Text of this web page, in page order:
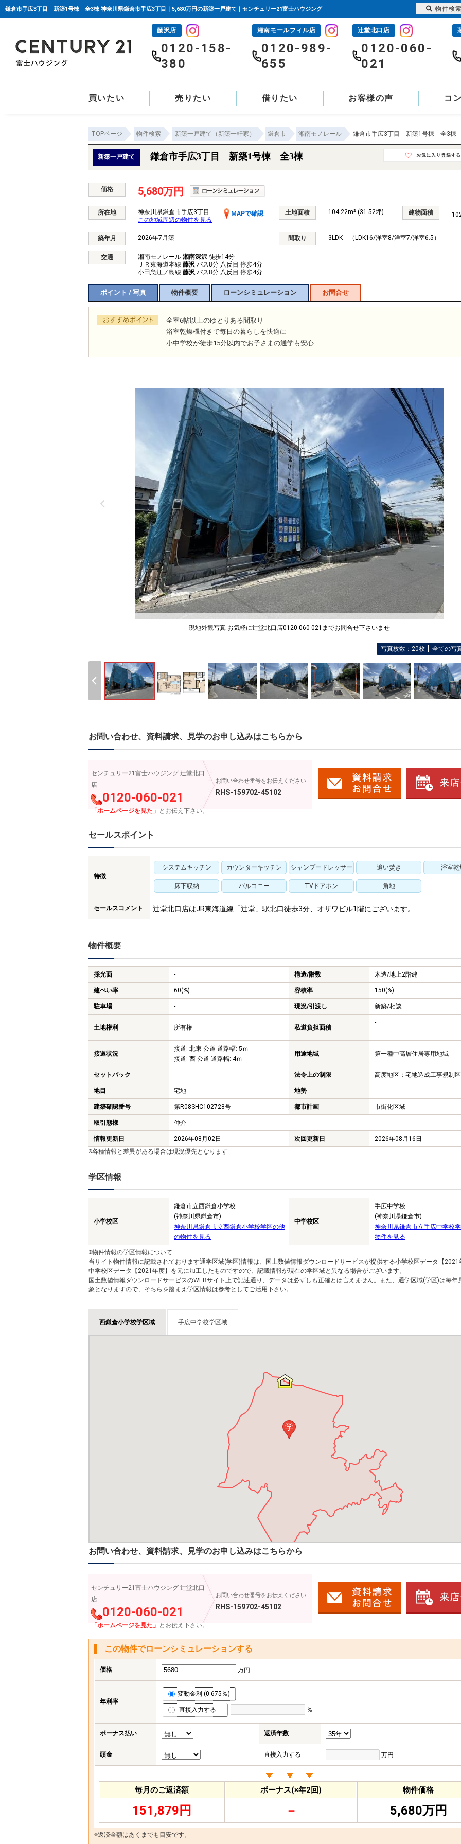
鎌倉市手広3丁目 新築1号棟 全3棟 神奈川県鎌倉市手広3丁目｜5,680万円の新築一戸建て｜センチュリー21富士ハウジング
藤沢店
0120-158-
380
湘南モールフィル店
0120-989-
655
辻堂北口店
0120-060-
021
買いたい 売りたい 借りたい お客様の声 コ
TOPページ 物件検索 新築一戸建て（新築一軒家） 鎌倉市 湘南モノレール 鎌倉市手広3丁目 新築1号棟 全3棟
新築一戸建て 鎌倉市手広3丁目 新築1号棟 全3棟
価格 5,680万円
所在地 神奈川県鎌倉市手広3丁目
MAPで確認
この地域周辺の物件を見る
土地面積 104.22m² (31.52坪) 建物面積
築年月 2026年7月築 間取り 3LDK （LDK16/洋室8/洋室7/洋室6.5）
交通 湘南モノレール 湘南深沢 徒歩14分
ＪＲ東海道本線 藤沢 バス8分 八反目 停歩4分
小田急江ノ島線 藤沢 バス8分 八反目 停歩4分
ポイント / 写真 物件概要 ローンシミュレーション お問合せ
全室6帖以上のゆとりある間取り
浴室乾燥機付きで毎日の暮らしを快適に
小中学校が徒歩15分以内でお子さまの通学も安心
現地外観写真 お気軽に辻堂北口店0120-060-021までお問合せ下さいませ
写真枚数：20枚 全ての写
お問い合わせ、資料請求、見学のお申し込みはこちらから
センチュリー21富士ハウジング 辻堂北口
店
0120-060-021
「ホームページを見た」 とお伝え下さい。
お問い合わせ番号をお伝えください
RHS-159702-45102
セールスポイント
特徴
システムキッチン カウンターキッチン シャンプードレッサー 追い焚き 浴室乾
床下収納 バルコニー TVドアホン 角地
セールスコメント 辻堂北口店はJR東海道線「辻堂」駅北口徒歩3分、オザワビル1階にございます。
物件概要
採光面 - 構造/階数 木造/地上2階建
建ぺい率 60(%) 容積率 150(%)
駐車場 - 現況/引渡し 新築/相談
土地権利 所有権 私道負担面積
-
接道状況
接道: 北東 公道 道路幅: 5ｍ
接道: 西 公道 道路幅: 4ｍ
用途地域 第一種中高層住居専用地域
セットバック - 法令上の制限 高度地区；宅地造成工事規制
地目 宅地 地勢
建築確認番号 第R08SHC102728号 都市計画 市街化区域
取引態様 仲介
情報更新日 2026年08月02日 次回更新日
2026年08月16日
※各種情報と差異がある場合は現況優先となります
学区情報
小学校区
鎌倉市立西鎌倉小学校
(神奈川県鎌倉市)
神奈川県鎌倉市立西鎌倉小学校学区の他
の物件を見る
中学校区
手広中学校
(神奈川県鎌倉市)
神奈川県鎌倉市立手広中学校
物件を見る
※物件情報の学区情報について
当サイト物件情報に記載されております通学区域(学区)情報は、国土数値情報ダウンロードサービスが提供する小学校区データ【2021
中学校区データ【2021年度】を元に加工したものですので、記載情報が現在の学区域と異なる場合がございます。
国土数値情報ダウンロードサービスのWEBサイト上で記述通り、データは必ずしも正確とは言えません。また、通学区域(学区)は毎年
象となりますので、そちらを踏まえ学区情報は参考としてご活用下さい。
西鎌倉小学校学区域 手広中学校学区域
学
お問い合わせ、資料請求、見学のお申し込みはこちらから
センチュリー21富士ハウジング 辻堂北口
店
0120-060-021
「ホームページを見た」 とお伝え下さい。
お問い合わせ番号をお伝えください
RHS-159702-45102
この物件でローンシミュレーションする
価格 万円
年利率
変動金利 (0.675％)
直接入力する ％
ボーナス払い 返済年数
頭金 直接入力する 万円
毎月のご返済額
151,879円
ボーナス(×年2回)
－
物件価格
5,680万円
※返済金額はあくまでも目安です。
物件検